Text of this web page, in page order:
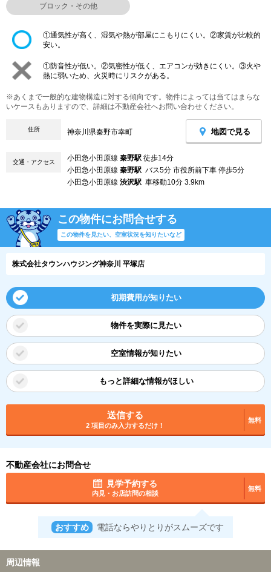
ブロック・その他
①通気性が高く、湿気や熱が部屋にこもりにくい。②家賃が比較的
安い。
①防音性が低い。②気密性が低く、エアコンが効きにくい。③火や
熱に弱いため、火災時にリスクがある。
※あくまで一般的な建物構造に対する傾向です。物件によっては当てはまらな
いケースもありますので、詳細は不動産会社へお問い合わせください。
住所 神奈川県秦野市幸町 地図で見る
交通・アクセス 小田急小田原線 秦野駅 徒歩14分
小田急小田原線 秦野駅 バス5分 市役所前下車 停歩5分
小田急小田原線 渋沢駅 車移動10分 3.9km
この物件にお問合せする
この物件を見たい、空室状況を知りたいなど
株式会社タウンハウジング神奈川 平塚店
初期費用が知りたい
物件を実際に見たい
空室情報が知りたい
もっと詳細な情報がほしい
送信する
2 項目のみ入力するだけ！
無料
不動産会社にお問合せ
見学予約する
内見・お店訪問の相談
無料
おすすめ 電話ならやりとりがスムーズです
周辺情報